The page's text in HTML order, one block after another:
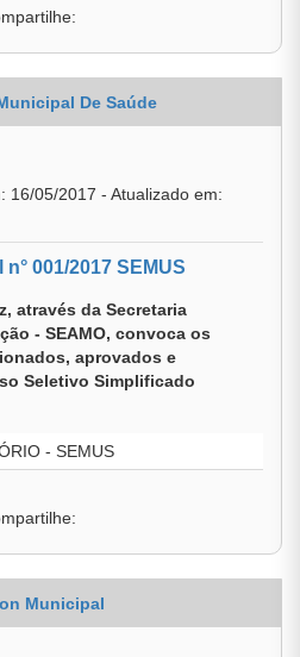
De Saúde
16/05/2017 - Atualizado em:
001/2017 SEMUS
através da Secretaria
- SEAMO, convoca os
aprovados e
Seletivo Simplificado
- SEMUS
Municipal